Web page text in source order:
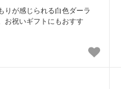
りが感じられる白色ダーラ
お祝いギフトにもおすす